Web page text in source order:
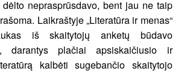
neprasprūsdavo, bent jau ne taip
Laikraštyje „Literatūra ir menas“
iš skaitytojų anketų būdavo
darantys plačiai apsiskaičiusio ir
kalbėti sugebančio skaitytojo